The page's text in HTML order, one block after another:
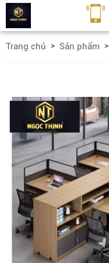
Trang chủ Sản phẩm